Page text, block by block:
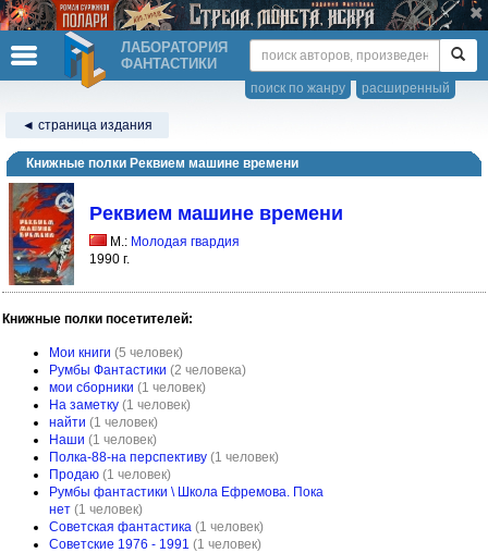
ЛАБОРАТОРИЯ
ФАНТАСТИКИ
расширенный
поиск по жанру
◄ страница издания
Книжные полки Реквием машине времени
Реквием машине времени
М.: Молодая гвардия
1990 г.
Книжные полки посетителей:
Мои книги (5 человек)
Румбы Фантастики (2 человека)
мои сборники (1 человек)
На заметку (1 человек)
найти (1 человек)
Наши (1 человек)
Полка-88-на перспективу (1 человек)
Продаю (1 человек)
Румбы фантастики \ Школа Ефремова. Пока
нет (1 человек)
Советская фантастика (1 человек)
Советские 1976 - 1991 (1 человек)